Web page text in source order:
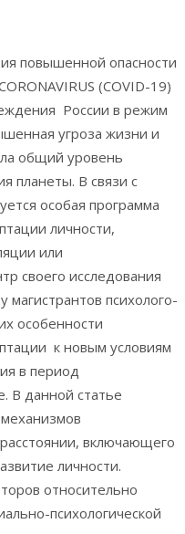
повышенной опасности
(COVID-19)
России в режим
угроза жизни и
общий уровень
планеты. В связи с
особая программа
личности,
или
своего исследования
магистрантов психолого-
особенности
к новым условиям
в период
В данной статье
включающего
личности.
относительно
психологической